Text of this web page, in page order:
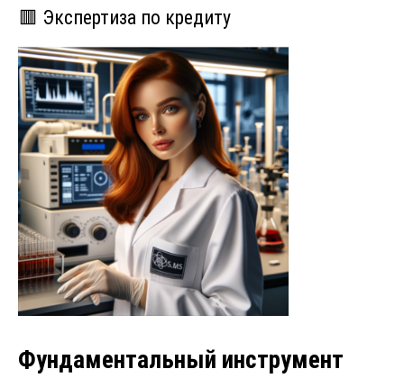
🟥 Экспертиза по кредиту
Фундаментальный инструмент